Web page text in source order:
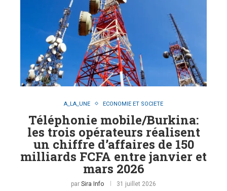
A_LA_UNE ECONOMIE ET SOCIETE
Téléphonie mobile/Burkina:
les trois opérateurs réalisent
un chiffre d’affaires de 150
milliards FCFA entre janvier et
mars 2026
par Sira Info 31 juillet 2026